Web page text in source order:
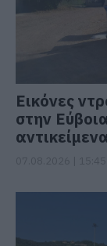
Εικόνες
στην